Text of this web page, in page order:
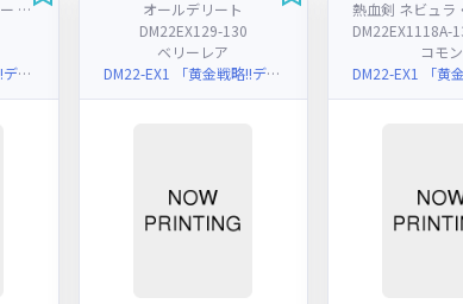
戦武の無限皇 ジャッキー / 「俺たちの夢は終わらねぇ！」
DM22-EX1 「黄金戦略!!デュエキングMAX 2022」
オールデリート
DM22EX129-130
ベリーレア
DM22-EX1 「黄金戦略!!デュエキングMAX 2022」
コモン